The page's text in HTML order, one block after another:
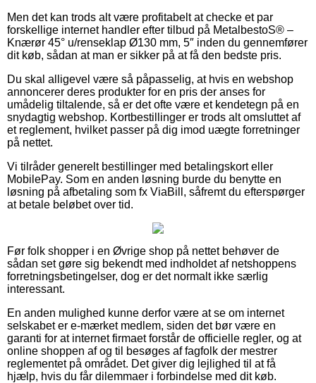
Men det kan trods alt være profitabelt at checke et par
forskellige internet handler efter tilbud på MetalbestoS® –
Knærør 45° u/renseklap Ø130 mm, 5″ inden du gennemfører
dit køb, sådan at man er sikker på at få den bedste pris.
Du skal alligevel være så påpasselig, at hvis en webshop
annoncerer deres produkter for en pris der anses for
umådelig tiltalende, så er det ofte være et kendetegn på en
snydagtig webshop. Kortbestillinger er trods alt omsluttet af
et reglement, hvilket passer på dig imod uægte forretninger
på nettet.
Vi tilråder generelt bestillinger med betalingskort eller
MobilePay. Som en anden løsning burde du benytte en
løsning på afbetaling som fx ViaBill, såfremt du efterspørger
at betale beløbet over tid.
Før folk shopper i en Øvrige shop på nettet behøver de
sådan set gøre sig bekendt med indholdet af netshoppens
forretningsbetingelser, dog er det normalt ikke særlig
interessant.
En anden mulighed kunne derfor være at se om internet
selskabet er e-mærket medlem, siden det bør være en
garanti for at internet firmaet forstår de officielle regler, og at
online shoppen af og til besøges af fagfolk der mestrer
reglementet på området. Det giver dig lejlighed til at få
hjælp, hvis du får dilemmaer i forbindelse med dit køb.